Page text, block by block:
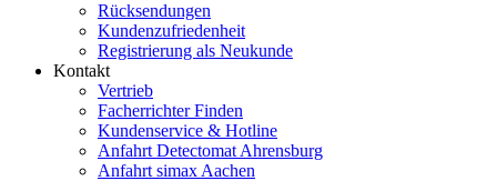
Rücksendungen
Kundenzufriedenheit
Registrierung als Neukunde
Kontakt
Vertrieb
Facherrichter Finden
Kundenservice & Hotline
Anfahrt Detectomat Ahrensburg
Anfahrt simax Aachen